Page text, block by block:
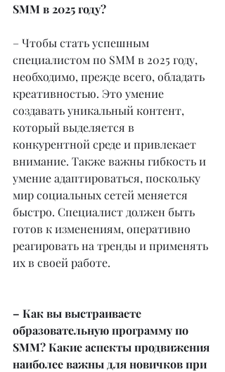
SMM в 2025 году?
– Чтобы стать успешным
специалистом по SMM в 2025 году,
необходимо, прежде всего, обладать
креативностью. Это умение
создавать уникальный контент,
который выделяется в
конкурентной среде и привлекает
внимание. Также важны гибкость и
умение адаптироваться, поскольку
мир социальных сетей меняется
быстро. Специалист должен быть
готов к изменениям, оперативно
реагировать на тренды и применять
их в своей работе.
– Как вы выстраиваете
образовательную программу по
SMM? Какие аспекты продвижения
наиболее важны для новичков при